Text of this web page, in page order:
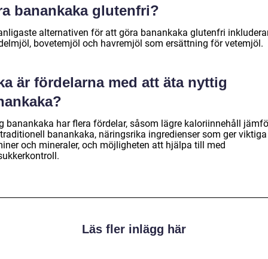
banankaka glutenfri?
alternativen för att göra banankaka glutenfri
bovetemjöl och havremjöl som ersättning för vetemjöl.
är fördelarna med att äta nyttig
banankaka har flera fördelar, såsom lägre kaloriinnehåll
banankaka, näringsrika ingredienser som ger viktiga
och mineraler, och möjligheten att hjälpa till med
Läs fler inlägg här